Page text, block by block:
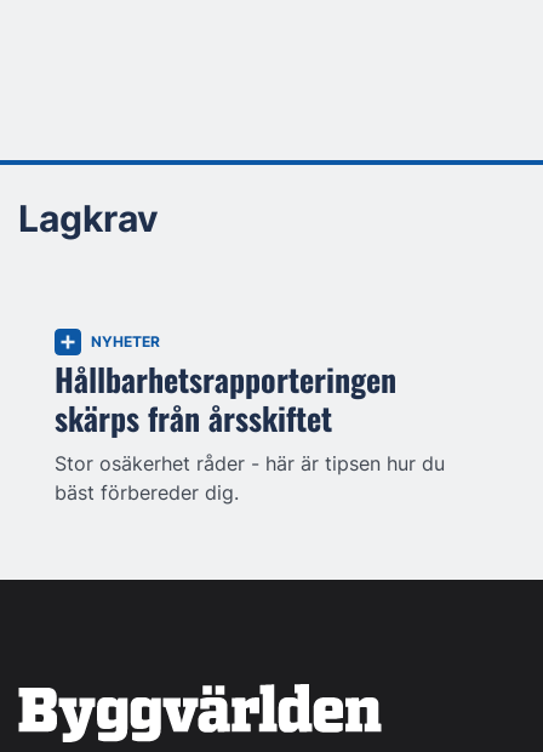
Lagkrav
NYHETER
Hållbarhetsrapporteringen
skärps från årsskiftet
Stor osäkerhet råder - här är tipsen hur du
bäst förbereder dig.